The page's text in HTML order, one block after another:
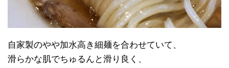
自家製のやや加水高き細麺を合わせていて、
滑らかな肌でちゅるんと滑り良く、